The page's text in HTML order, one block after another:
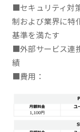
■セキュリティ対
制および業界に特
基準を満たす
■外部サービス連
績
■費用：